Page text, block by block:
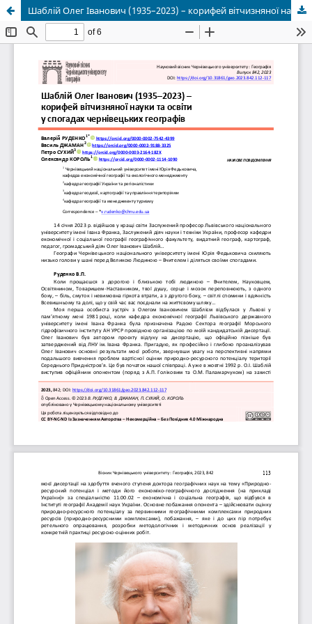
Шаблій Олег Іванович (1935–2023) – корифей вітчизняної науки та освіти у спогадах чернівецьких географів